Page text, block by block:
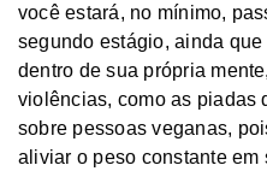
você estará, no mínimo,
segundo estágio, ainda
dentro de sua própria
violências, como as piadas
sobre pessoas veganas,
aliviar o peso constante em